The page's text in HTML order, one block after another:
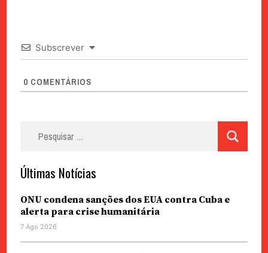
Subscrever
0 COMENTÁRIOS
Últimas Notícias
ONU condena sanções dos EUA contra Cuba e
alerta para crise humanitária
7 Ago 2026